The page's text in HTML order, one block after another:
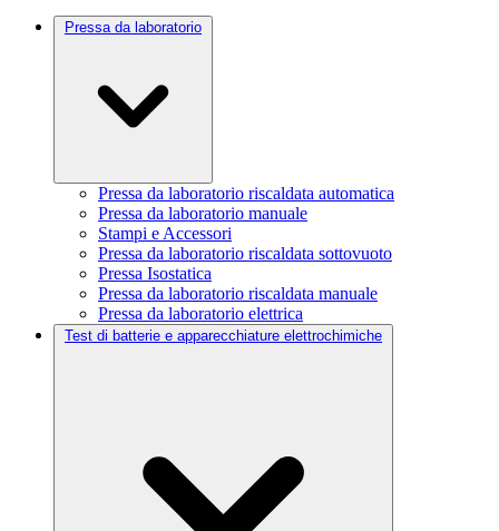
Pressa da laboratorio
Pressa da laboratorio riscaldata automatica
Pressa da laboratorio manuale
Stampi e Accessori
Pressa da laboratorio riscaldata sottovuoto
Pressa Isostatica
Pressa da laboratorio riscaldata manuale
Pressa da laboratorio elettrica
Test di batterie e apparecchiature elettrochimiche